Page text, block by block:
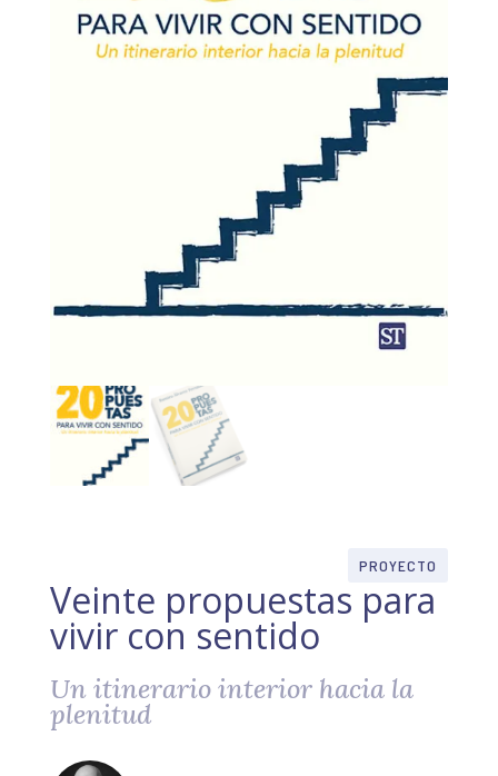
PROYECTO
Veinte propuestas para
vivir con sentido
Un itinerario interior hacia la
plenitud